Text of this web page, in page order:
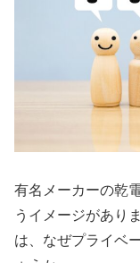
有名メーカーの乾
うイメージがあり
は、なぜプライベ